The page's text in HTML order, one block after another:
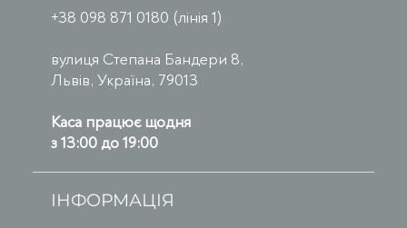
+38 098 871 0180 (лінія 1)
вулиця Степана Бандери 8,
Львів, Україна, 79013
Каса працює щодня
з 13:00 до 19:00
ІНФОРМАЦІЯ